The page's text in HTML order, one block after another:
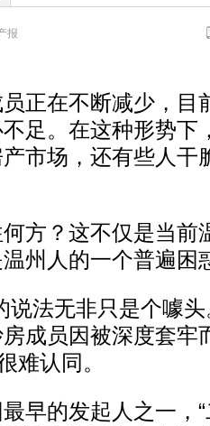
报
在不断减少，目
足。在这种形势下
市场，还有些人干
？这不仅是当前
州人的一个普遍困
法无非只是个噱头
成员因被深度套牢
难认同。
的发起人之一，“